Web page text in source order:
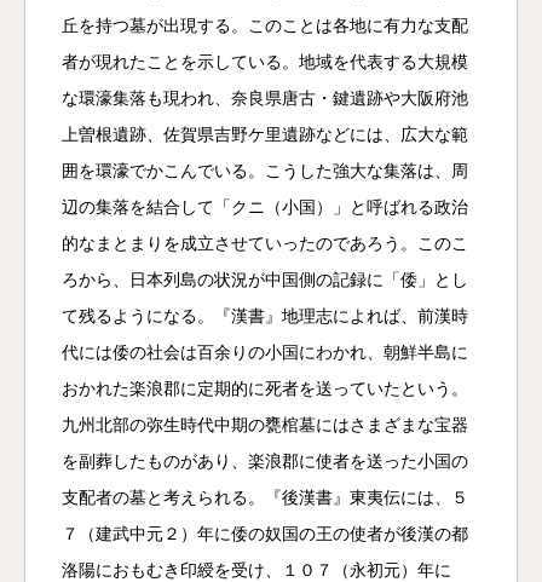
丘を持つ墓が出現する。このことは各地に有力な支配
者が現れたことを示している。地域を代表する大規模
な環濠集落も現われ、奈良県唐古・鍵遺跡や大阪府池
上曽根遺跡、佐賀県吉野ケ里遺跡などには、広大な範
囲を環濠でかこんでいる。こうした強大な集落は、周
辺の集落を結合して「クニ（小国）」と呼ばれる政治
的なまとまりを成立させていったのであろう。このこ
ろから、日本列島の状況が中国側の記録に「倭」とし
て残るようになる。『漢書』地理志によれば、前漢時
代には倭の社会は百余りの小国にわかれ、朝鮮半島に
おかれた楽浪郡に定期的に死者を送っていたという。
九州北部の弥生時代中期の甕棺墓にはさまざまな宝器
を副葬したものがあり、楽浪郡に使者を送った小国の
支配者の墓と考えられる。『後漢書』東夷伝には、５
７（建武中元２）年に倭の奴国の王の使者が後漢の都
洛陽におもむき印綬を受け、１０７（永初元）年に